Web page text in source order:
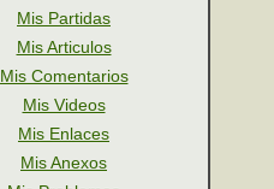
Mis Partidas
Mis Articulos
Mis Comentarios
Mis Videos
Mis Enlaces
Mis Anexos